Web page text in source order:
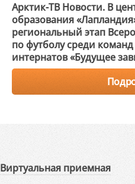
Арктик-ТВ Новости. В
образования
региональный этап
по футболу среди
интернатов «Будущее
Виртуальная приемная